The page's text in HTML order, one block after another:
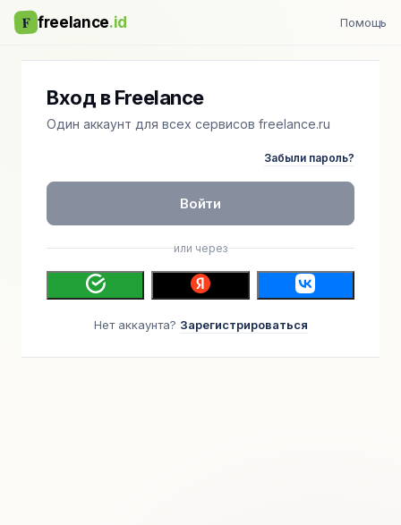
F freelance.id Помощь
Вход в Freelance
Один аккаунт для всех сервисов freelance.ru
Забыли пароль?
Войти
или через
Нет аккаунта? Зарегистрироваться